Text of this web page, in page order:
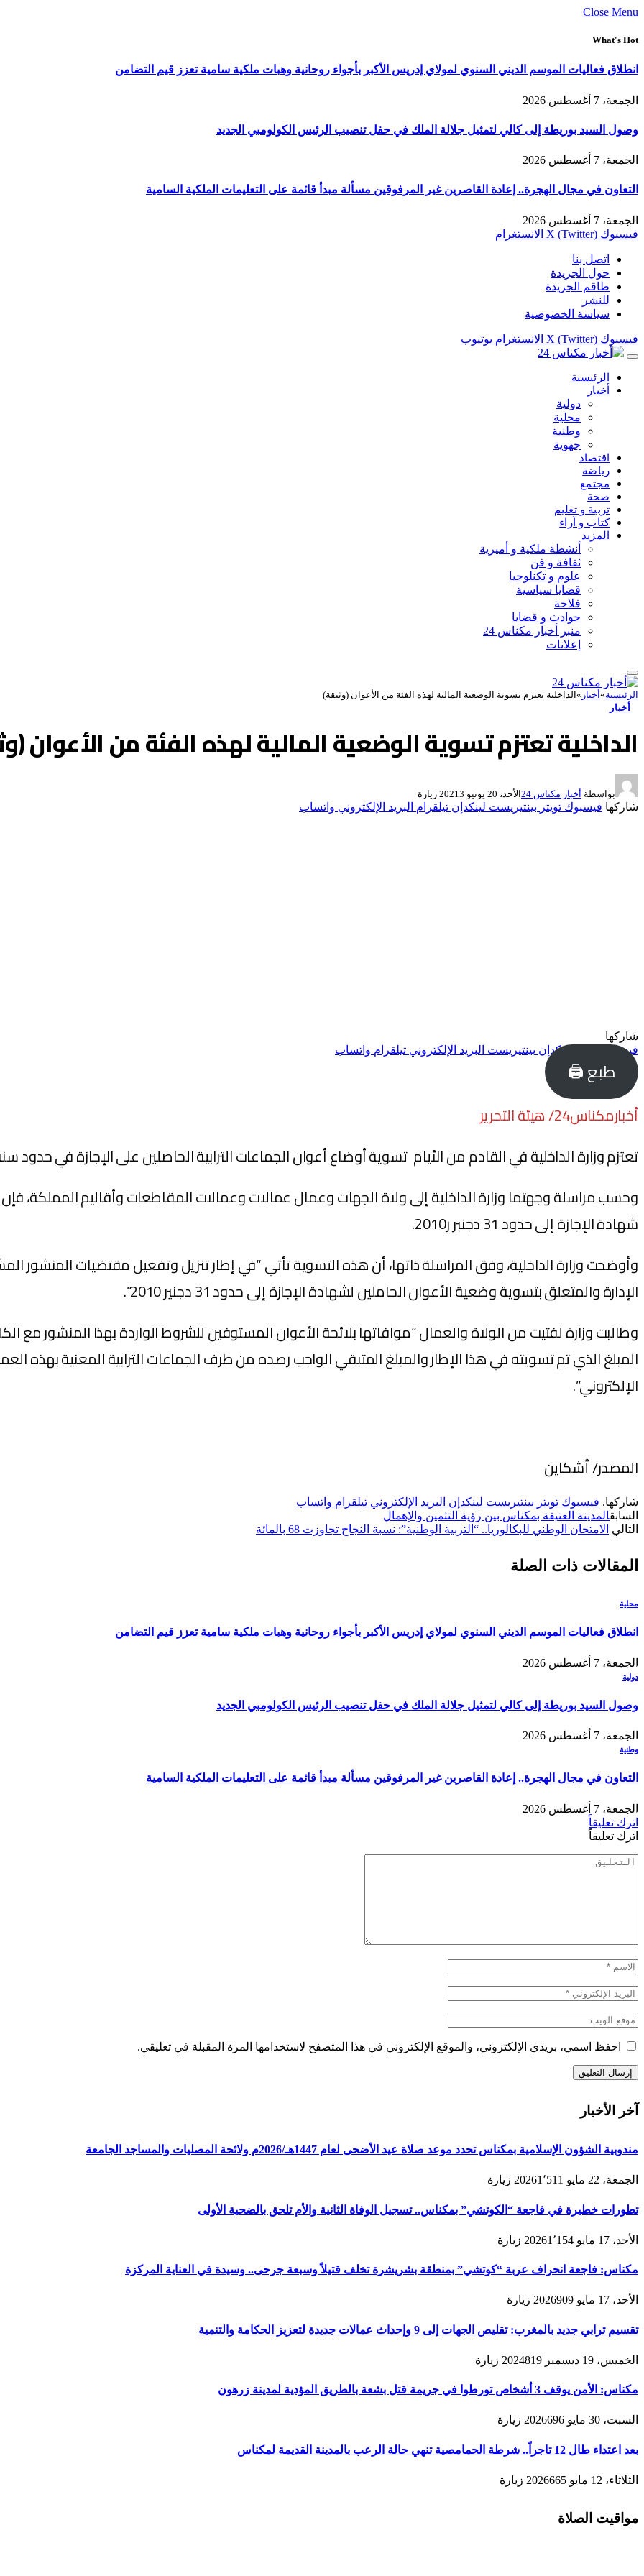
Close Menu
What's Hot
انطلاق فعاليات الموسم الديني السنوي لمولاي إدريس الأكبر بأجواء روحانية وهبات ملكية سامية تعزز قيم التضامن
الجمعة، 7 أغسطس 2026
وصول السيد بوريطة إلى كالي لتمثيل جلالة الملك في حفل تنصيب الرئيس الكولومبي الجديد
الجمعة، 7 أغسطس 2026
التعاون في مجال الهجرة.. إعادة القاصرين غير المرفوقين مسألة مبدأ قائمة على التعليمات الملكية السامية
الجمعة، 7 أغسطس 2026
فيسبوك X (Twitter) الانستغرام
اتصل بنا
حول الجريدة
طاقم الجريدة
للنشر
سياسة الخصوصية
فيسبوك X (Twitter) الانستغرام يوتيوب
الرئيسية
أخبار
دولية
محلية
وطنية
جهوية
اقتصاد
رياضة
مجتمع
صحة
تربية و تعليم
كتاب و آراء
المزيد
أنشطة ملكية و أميرية
ثقافة و فن
علوم و تكنلوجيا
قضايا سياسية
فلاحة
حوادث و قضايا
منبر أخبار مكناس 24
إعلانات
الرئيسية»أخبار »الداخلية تعتزم تسوية الوضعية المالية لهذه الفئة من الأعوان (وثيقة)
أخبار
الداخلية تعتزم تسوية الوضعية المالية لهذه الفئة من الأعوان
بواسطة أخبار مكناس 24 الأحد، 20 يونيو 2021 3 زيارة
شاركها فيسبوك تويتر بينتيريست لينكدإن تيلقرام البريد الإلكتروني واتساب
شاركها
فيسبوك
لينكدإن بينتيريست البريد الإلكتروني تيلقرام واتساب
طبع 🖨
أخبارمكناس24/ هيئة التحرير
تعتزم وزارة الداخلية في القادم من الأيام تسوية أوضاع أعوان الجماعات الترابية الحاصلين على الإجازة في حدود سنة
وحسب مراسلة وجهتما وزارة الداخلية إلى ولاة الجهات وعمال عمالات وعمالات المقاطعات وأقاليم المملكة، فإن
شهادة الإجازة إلى حدود 31 دجنبر ر2010.
وأوضحت وزارة الداخلية، وفق المراسلة ذاتها، أن هذه التسوية تأتي “في إطار تنزيل وتفعيل مقتضيات المنشور
الإدارة والمتعلق بتسوية وضعية الأعوان الحاملين لشهادة الإجازة إلى حدود 31 دجنير 2010”.
وطالبت وزارة لفتيت من الولاة والعمال “موافاتها بلائحة الأعوان المستوفين للشروط الواردة بهذا المنشور مع
المبلغ الذي تم تسويته في هذا الإطار والمبلغ المتبقي الواجب رصده من طرف الجماعات الترابية المعنية بهذه
الإلكتروني”.
المصدر/ ٱشكاين
شاركها. فيسبوك تويتر بينتيريست لينكدإن البريد الإلكتروني تيلقرام واتساب
السابقالمدينة العتيقة بمكناس بين رؤية التثمين والإهمال
التالي الامتحان الوطني للبكالوريا.. “التربية الوطنية”: نسبة النجاح تجاوزت 68 بالمائة
المقالات ذات الصلة
محلية
انطلاق فعاليات الموسم الديني السنوي لمولاي إدريس الأكبر بأجواء روحانية وهبات ملكية سامية تعزز قيم التضامن
الجمعة، 7 أغسطس 2026
دولية
وصول السيد بوريطة إلى كالي لتمثيل جلالة الملك في حفل تنصيب الرئيس الكولومبي الجديد
الجمعة، 7 أغسطس 2026
وطنية
التعاون في مجال الهجرة.. إعادة القاصرين غير المرفوقين مسألة مبدأ قائمة على التعليمات الملكية السامية
الجمعة، 7 أغسطس 2026
اترك تعليقاً
اترك تعليقاً
احفظ اسمي، بريدي الإلكتروني، والموقع الإلكتروني في هذا المتصفح لاستخدامها المرة المقبلة في تعليقي.
آخر الأخبار
مندوبية الشؤون الإسلامية بمكناس تحدد موعد صلاة عيد الأضحى لعام 1447هـ/2026م ولائحة المصليات والمساجد الجامعة
الجمعة، 22 مايو 2026 1٬511 زيارة
تطورات خطيرة في فاجعة “الكوتشي” بمكناس.. تسجيل الوفاة الثانية والأم تلحق بالضحية الأولى
الأحد، 17 مايو 2026 1٬154 زيارة
مكناس: فاجعة انحراف عربة “كوتشي” بمنطقة بشريشرة تخلف قتيلاً وسبعة جرحى.. وسيدة في العناية المركزة
الأحد، 17 مايو 2026 909 زيارة
تقسيم ترابي جديد بالمغرب: تقليص الجهات إلى 9 وإحداث عمالات جديدة لتعزيز الحكامة والتنمية
الخميس، 19 ديسمبر 2024 819 زيارة
مكناس: الأمن يوقف 3 أشخاص تورطوا في جريمة قتل بشعة بالطريق المؤدية لمدينة زرهون
السبت، 30 مايو 2026 696 زيارة
بعد اعتداء طال 12 تاجراً.. شرطة الحمامصية تنهي حالة الرعب بالمدينة القديمة لمكناس
الثلاثاء، 12 مايو 2026 665 زيارة
مواقيت الصلاة